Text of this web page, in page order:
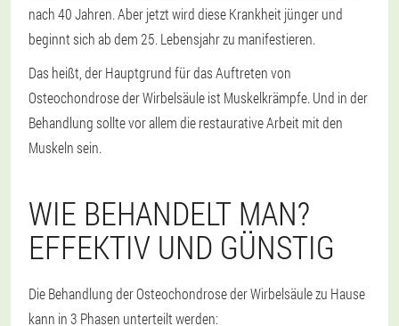
nach 40 Jahren. Aber jetzt wird diese Krankheit jünger und
beginnt sich ab dem 25. Lebensjahr zu manifestieren.
Das heißt, der Hauptgrund für das Auftreten von
Osteochondrose der Wirbelsäule ist Muskelkrämpfe. Und in der
Behandlung sollte vor allem die restaurative Arbeit mit den
Muskeln sein.
WIE BEHANDELT MAN?
EFFEKTIV UND GÜNSTIG
Die Behandlung der Osteochondrose der Wirbelsäule zu Hause
kann in 3 Phasen unterteilt werden: